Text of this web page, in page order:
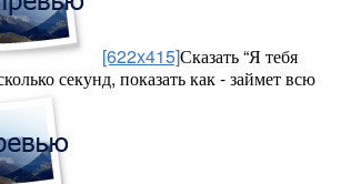
[622x415]Сказать “Я тебя
секунд, показать как - займет всю